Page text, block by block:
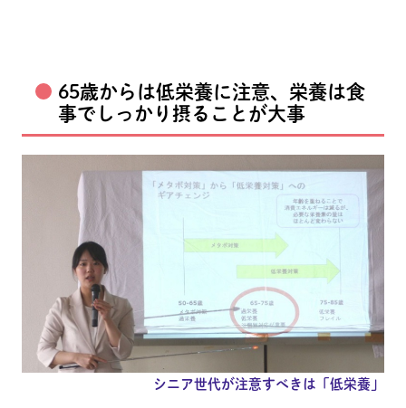
65歳からは低栄養に注意、栄養は食
事でしっかり摂ることが大事
シニア世代が注意すべきは「低栄養」